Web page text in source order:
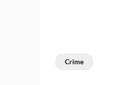
Crime